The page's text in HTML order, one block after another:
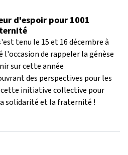
d'espoir pour 1001
tenu le 15 et 16 décembre à
l'occasion de rappeler la génèse
sur cette année
des perspectives pour les
initiative collective pour
solidarité et la fraternité !